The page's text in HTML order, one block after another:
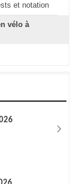
et notation
vélo à